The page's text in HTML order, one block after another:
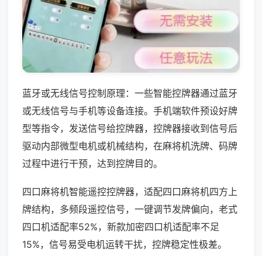
蓝牙或无线信号控制原理：一些智能控牌器通过蓝牙
或无线信号与手机等设备连接。手机端软件预设好牌
型等指令，发送信号给控牌器，控牌器接收到信号后
驱动内部微型电机或机械结构，在麻将机洗牌、码牌
过程中进行干预，达到控牌目的。
四口麻将机智能遥控控牌器，适配四口麻将机四方上
牌结构，多频段遥控信号，一键调节发牌偏向，老式
四口机适配率52%，新款加密四口机适配率不足
15%，信号易受电机运转干扰，控牌稳定性极差。